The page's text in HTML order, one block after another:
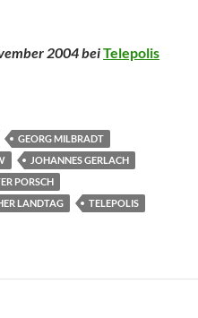
2004 beiTelepolis
GEORG MILBRADT
JOHANNES GERLACH
PORSCH
LANDTAG
TELEPOLIS